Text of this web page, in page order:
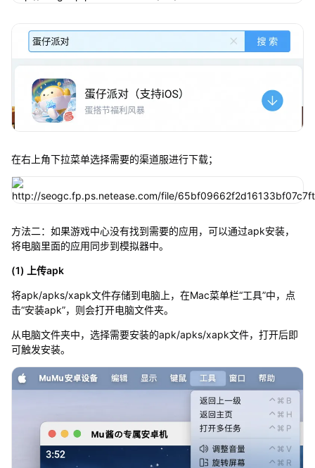
在右上角下拉菜单选择需要的渠道服进行下载；
方法二：如果游戏中心没有找到需要的应用，可以通过apk安装，
将电脑里面的应用同步到模拟器中。
(1) 上传apk
将apk/apks/xapk文件存储到电脑上，在Mac菜单栏“工具”中，点
击“安装apk”，则会打开电脑文件夹。
从电脑文件夹中，选择需要安装的apk/apks/xapk文件，打开后即
可触发安装。